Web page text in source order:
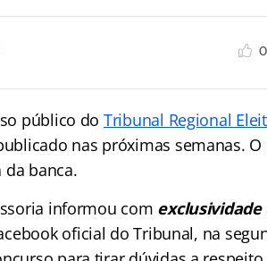
0
público do Tribunal Regional
nas próximas semanas.
da banca.
informou com exclusividade
oficial do Tribunal, na